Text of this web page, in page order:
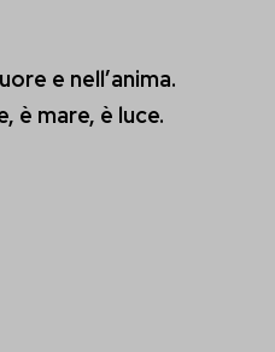
e nell’anima.
è mare, è luce.
background--pattern-
background--pattern-size
content